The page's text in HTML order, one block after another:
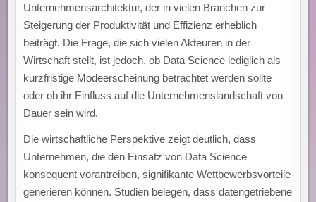
Unternehmensarchitektur, der in vielen Branchen zur
Steigerung der Produktivität und Effizienz erheblich
beiträgt. Die Frage, die sich vielen Akteuren in der
Wirtschaft stellt, ist jedoch, ob Data Science lediglich als
kurzfristige Modeerscheinung betrachtet werden sollte
oder ob ihr Einfluss auf die Unternehmenslandschaft von
Dauer sein wird.
Die wirtschaftliche Perspektive zeigt deutlich, dass
Unternehmen, die den Einsatz von Data Science
konsequent vorantreiben, signifikante Wettbewerbsvorteile
generieren können. Studien belegen, dass datengetriebene